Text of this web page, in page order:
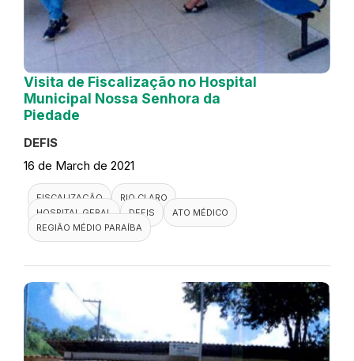
Visita de Fiscalização no Hospital
Municipal Nossa Senhora da
Piedade
DEFIS
16 de March de 2021
FISCALIZAÇÃO
RIO CLARO
HOSPITAL GERAL
DEFIS
ATO MÉDICO
REGIÃO MÉDIO PARAÍBA